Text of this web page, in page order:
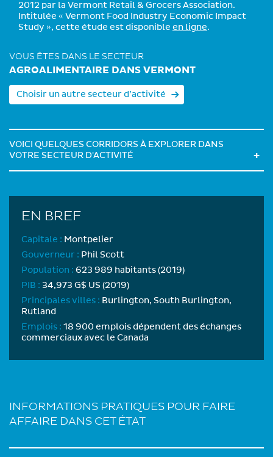
2012 par la Vermont Retail & Grocers Association.
Intitulée « Vermont Food Industry Economic Impact
Study », cette étude est disponible en ligne.
VOUS ÊTES DANS LE SECTEUR
AGROALIMENTAIRE DANS VERMONT
Choisir un autre secteur d’activité
VOICI QUELQUES CORRIDORS À EXPLORER DANS
VOTRE SECTEUR D'ACTIVITÉ
EN BREF
Capitale : Montpelier
Gouverneur : Phil Scott
Population : 623 989 habitants (2019)
PIB : 34,973 G$ US (2019)
Principales villes : Burlington, South Burlington,
Rutland
Emplois : 18 900 emplois dépendent des échanges
commerciaux avec le Canada
INFORMATIONS PRATIQUES POUR FAIRE
AFFAIRE DANS CET ÉTAT